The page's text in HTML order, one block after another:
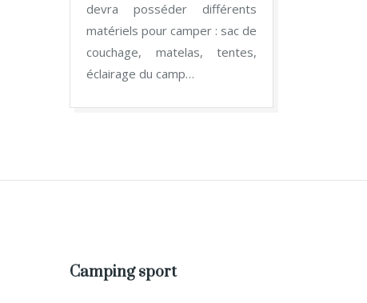
devra posséder différents
matériels pour camper : sac de
couchage, matelas, tentes,
éclairage du camp…
Camping sport